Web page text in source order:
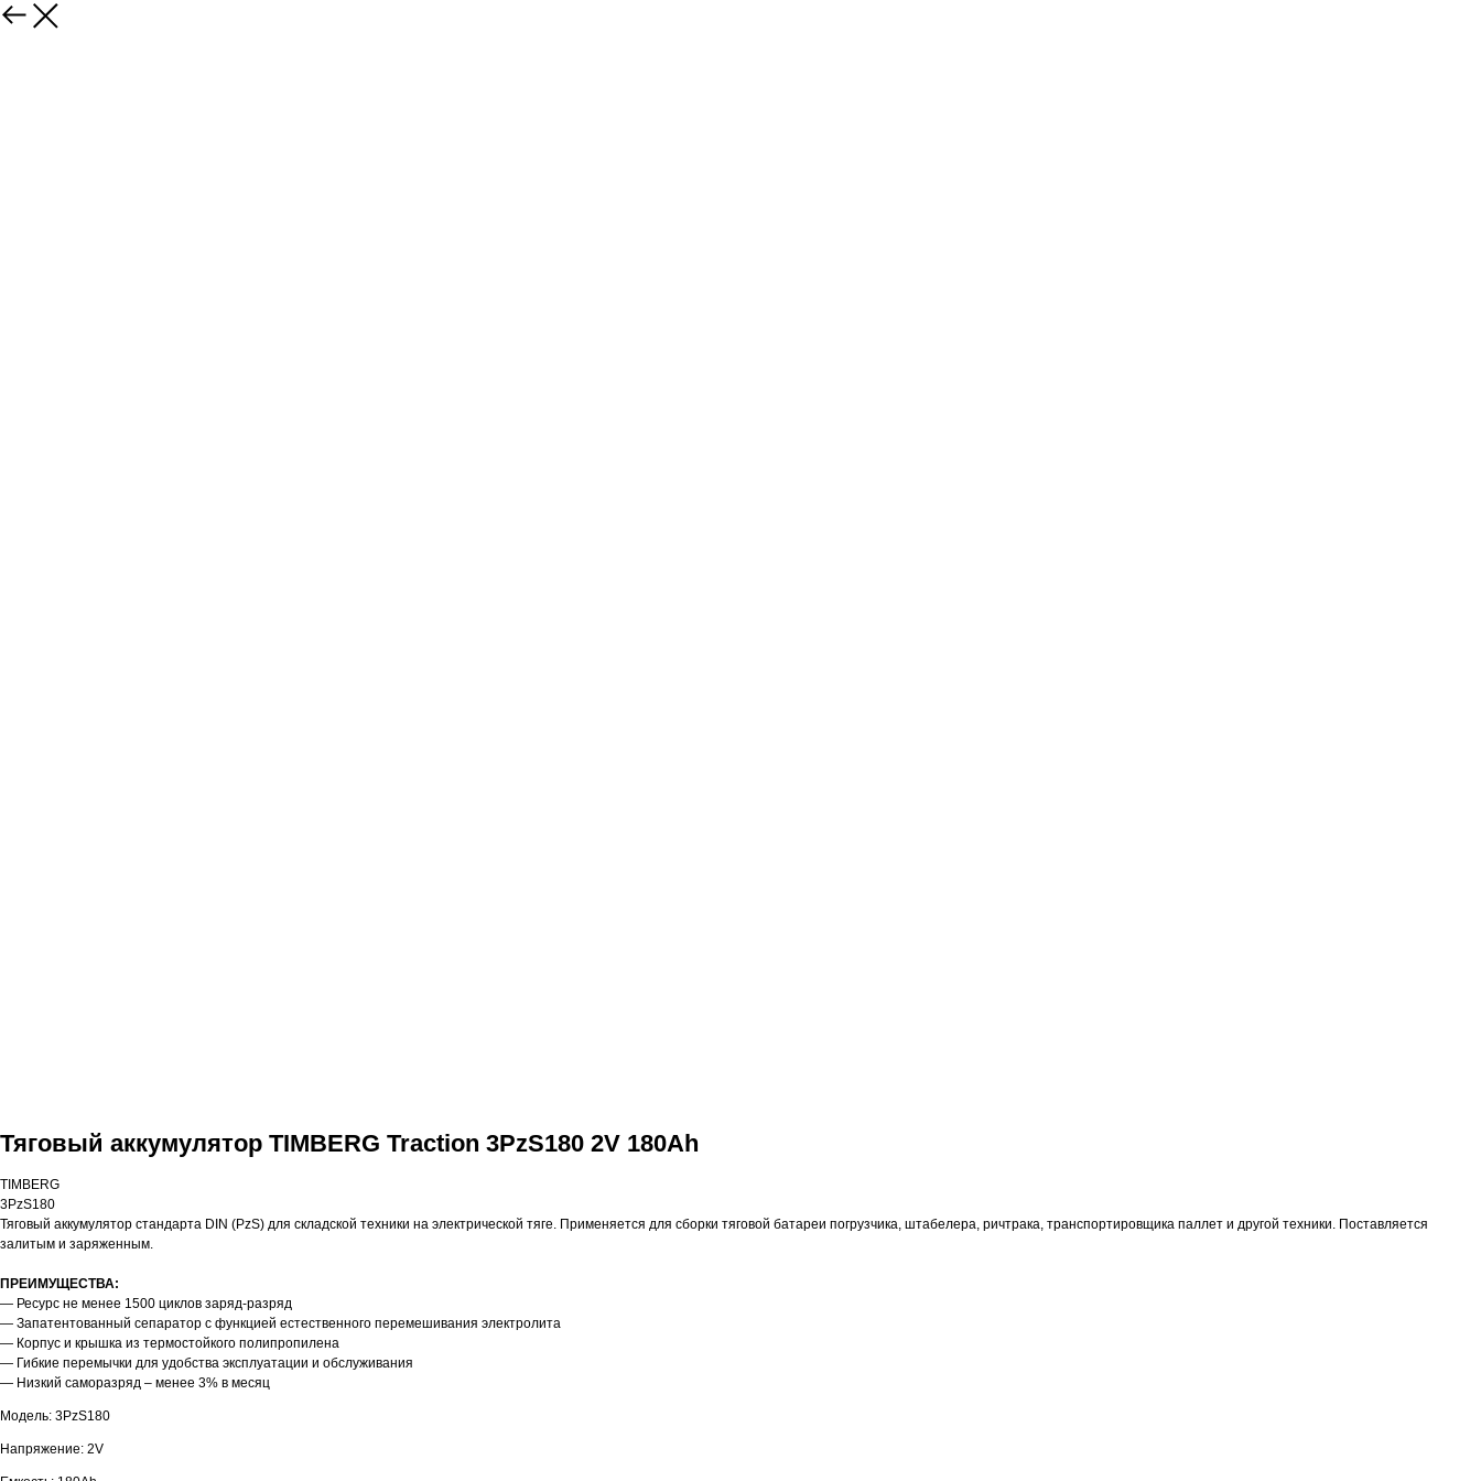
Тяговый аккумулятор TIMBERG Traction 3PzS180 2V 180Ah
TIMBERG
3PzS180
Тяговый аккумулятор стандарта DIN (PzS) для складской техники на электрической тяге. Применяется для сборки тяговой батареи погрузчика, штабелера, ричтрака, транспортировщика паллет и другой техники. Поставляется
залитым и заряженным.
ПРЕИМУЩЕСТВА:
— Ресурс не менее 1500 циклов заряд-разряд
— Запатентованный сепаратор с функцией естественного перемешивания электролита
— Корпус и крышка из термостойкого полипропилена
— Гибкие перемычки для удобства эксплуатации и обслуживания
— Низкий саморазряд – менее 3% в месяц
Модель: 3PzS180
Напряжение: 2V